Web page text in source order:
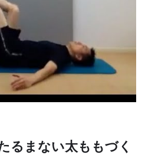
るまない太ももづく